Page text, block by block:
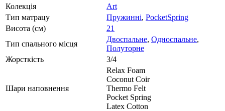
Колекція
Art
Тип матрацу
Пружинні, PocketSpring
Висота (см)
21
Тип спального місця
Двоспальне, Односпальне,
Полуторне
Жорсткість
3/4
Шари наповнення
Relax Foam
Coconut Coir
Thermo Felt
Pocket Spring
Latex Cotton